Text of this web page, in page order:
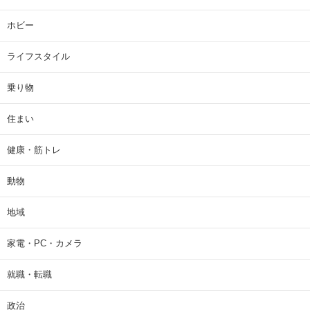
ホビー
ライフスタイル
乗り物
住まい
健康・筋トレ
動物
地域
家電・PC・カメラ
就職・転職
政治